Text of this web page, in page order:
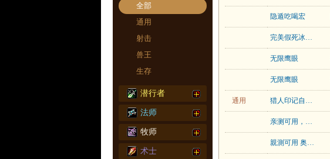
全部
通用
射击
兽王
生存
潜行者
法师
牧师
术士
隐遁吃喝宏
完美假死冰冻宏
无限鹰眼
无限鹰眼
通用 猎人印记自动选择目标BB攻击宏
亲测可用，假死冰冻陷阱收宠宏，支持官方怀旧服
親測可用 奥术/自动射击/BB上